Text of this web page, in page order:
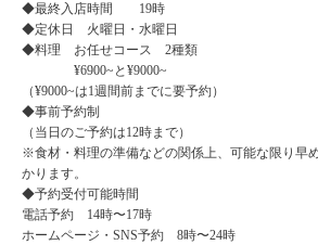
◆最終入店時間 19時
◆定休日 火曜日・水曜日
◆料理 お任せコース 2種類
¥6900~と¥9000~
（¥9000~は1週間前までに要予約）
◆事前予約制
（当日のご予約は12時まで）
※食材・料理の準備などの関係上、可能な限り早
かります。
◆予約受付可能時間
電話予約 14時〜17時
ホームページ・SNS予約 8時〜24時